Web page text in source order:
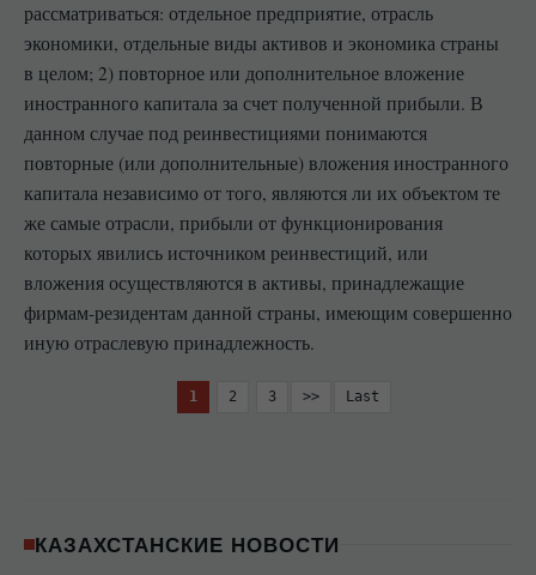
рассматриваться: отдельное предприятие, отрасль
экономики, отдельные виды активов и экономика страны
в целом; 2) повторное или дополнительное вложение
иностранного капитала за счет полученной прибыли. В
данном случае под реинвестициями понимаются
повторные (или дополнительные) вложения иностранного
капитала независимо от того, являются ли их объектом те
же самые отрасли, прибыли от функционирования
которых явились источником реинвестиций, или
вложения осуществляются в активы, принадлежащие
фирмам-резидентам данной страны, имеющим совершенно
иную отраслевую принадлежность.
1 2 3 >> Last
КАЗАХСТАНСКИЕ НОВОСТИ